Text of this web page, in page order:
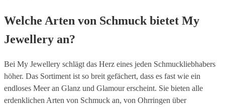
Welche Arten von Schmuck bietet My
Jewellery an?
Bei My Jewellery schlägt das Herz eines jeden Schmuckliebhabers
höher. Das Sortiment ist so breit gefächert, dass es fast wie ein
endloses Meer an Glanz und Glamour erscheint. Sie bieten alle
erdenklichen Arten von Schmuck an, von Ohrringen über